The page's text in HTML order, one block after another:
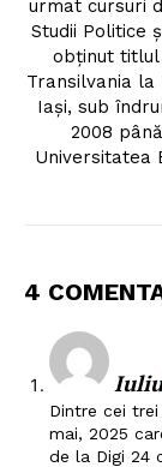
urmat cursuri
Studii Politice
obţinut titlul
Transilvania la
Iaşi, sub
2008
Universitatea
4
Iuliu
Dintre cei
mai, 2025
de la Digi 24